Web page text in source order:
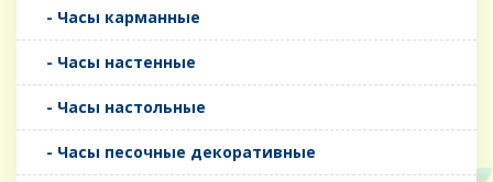
- Часы карманные
- Часы настенные
- Часы настольные
- Часы песочные декоративные